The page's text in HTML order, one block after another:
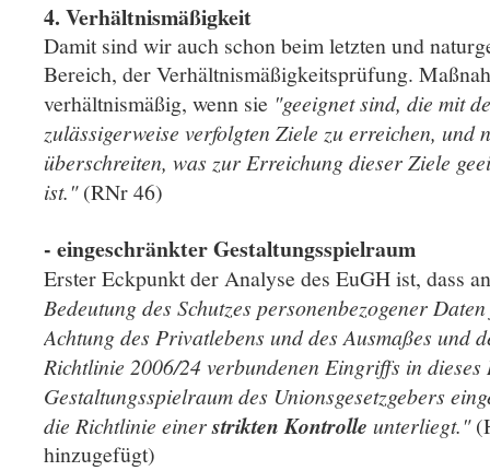
4. Verhältnismäßigkeit
Damit sind wir auch schon beim letzten und
Bereich, der Verhältnismäßigkeitsprüfung.
verhältnismäßig, wenn sie "geeignet sind, die mit
zulässigerweise verfolgten Ziele zu erreichen, und
überschreiten, was zur Erreichung dieser Ziele
ist."(RNr 46)
- eingeschränkter Gestaltungsspielraum
Erster Eckpunkt der Analyse des EuGH ist, dass
Bedeutung des Schutzes personenbezogener
Achtung des Privatlebens und des Ausmaßes und
Richtlinie 2006/24 verbundenen Eingriffs in dieses
Gestaltungsspielraum des Unionsgesetzgebers
die Richtlinie einerstrikten Kontrolle unterliegt."
hinzugefügt)